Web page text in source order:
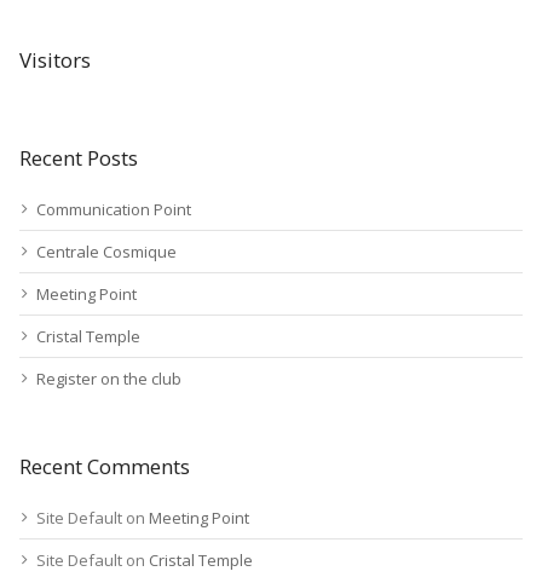
Visitors
Recent Posts
Communication Point
Centrale Cosmique
Meeting Point
Cristal Temple
Register on the club
Recent Comments
Site Default on Meeting Point
Site Default on Cristal Temple